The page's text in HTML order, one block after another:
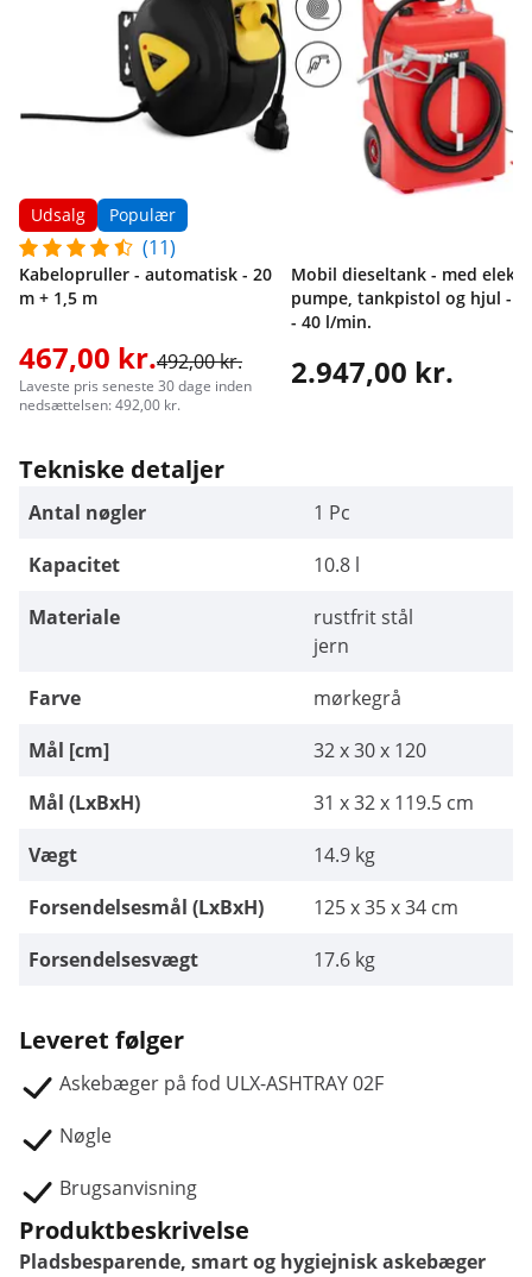
Udsalg Populær
(11)
Kabelopruller - automatisk - 20
m + 1,5 m
467,00 kr.492,00 kr.
Laveste pris seneste 30 dage inden
nedsættelsen: 492,00 kr.
Mobil dieseltank - med
pumpe, tankpistol og hjul -
- 40 l/min.
2.947,00 kr.
Tekniske detaljer
Antal nøgler
1 Pc
Kapacitet
10.8 l
Materiale
rustfrit stål
jern
Farve
mørkegrå
Mål [cm]
32 x 30 x 120
Mål (LxBxH)
31 x 32 x 119.5 cm
Vægt
14.9 kg
Forsendelsesmål (LxBxH)
125 x 35 x 34 cm
Forsendelsesvægt
17.6 kg
Leveret følger
Askebæger på fod ULX-ASHTRAY 02F
Nøgle
Brugsanvisning
Produktbeskrivelse
Pladsbesparende, smart og hygiejnisk askebæger